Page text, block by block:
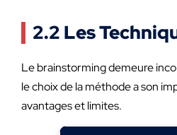
2.2 Les
Le brainstorming demeure
le choix de la méthode a son
avantages et limites.